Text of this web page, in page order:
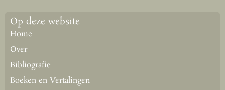
Op deze website
Home
Over
Bibliografie
Boeken en Vertalingen